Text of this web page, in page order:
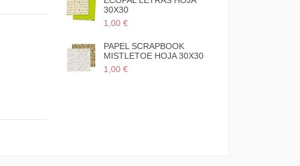
30X30
1,00 €
PAPEL SCRAPBOOK
MISTLETOE HOJA 30X30
1,00 €